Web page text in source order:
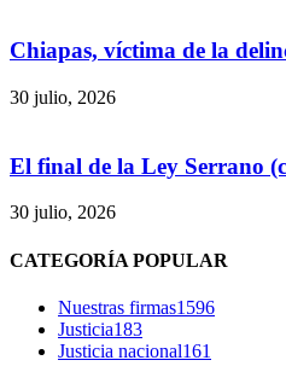
Chiapas, víctima de la
30 julio, 2026
El final de la Ley Serrano
30 julio, 2026
CATEGORÍA POPULAR
Nuestras firmas1596
Justicia183
Justicia nacional161